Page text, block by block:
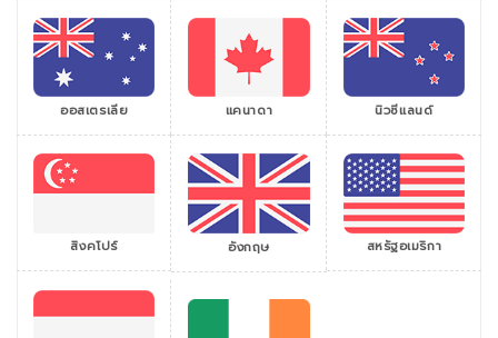
ออสเตรเลีย แคนาดา นิวซีแลนด์
สิงคโปร์ อังกฤษ สหรัฐอเมริกา